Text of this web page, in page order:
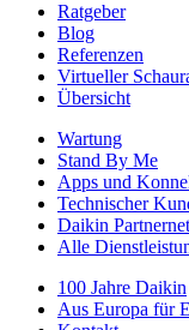
Ratgeber
Blog
Referenzen
Virtueller
Übersicht
Wartung
Stand By Me
Apps und
Technischer
Daikin
Alle
100 Jahre Daikin
Aus Europa für